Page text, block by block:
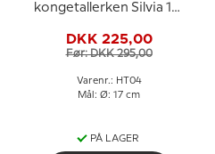
kongetallerken Silvia 19-
DKK 225,00
Før: DKK 295,00
Varenr.: HT04
Mål: Ø: 17 cm
PÅ LAGER